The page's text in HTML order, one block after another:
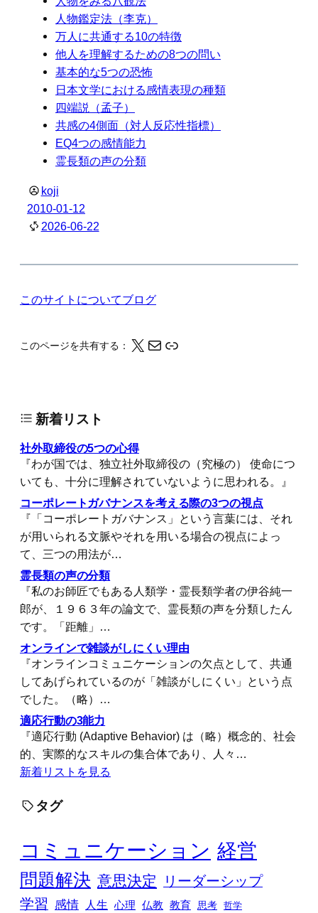
人物鑑定法（李克）
万人に共通する10の特徴
他人を理解するための8つの問い
基本的な5つの恐怖
日本文学における感情表現の種類
四端説（孟子）
共感の4側面（対人反応性指標）
EQ4つの感情能力
霊長類の声の分類
koji
2010-01-12
2026-06-22
このサイトについてブログ
このページを共有する： X メール このページの情報をクリップボードにコピーする
新着リスト
社外取締役の5つの心得
『わが国では、独立社外取締役の（究極の） 使命につ
いても、十分に理解されていないように思われる。』
コーポレートガバナンスを考える際の3つの視点
『「コーポレートガバナンス」という言葉には、それ
が用いられる文脈やそれを用いる場合の視点によっ
て、三つの用法が…
霊長類の声の分類
『私のお師匠でもある人類学・霊長類学者の伊谷純一
郎が、１９６３年の論文で、霊長類の声を分類したん
です。「距離」…
オンラインで雑談がしにくい理由
『オンラインコミュニケーションの欠点として、共通
してあげられているのが「雑談がしにくい」という点
でした。（略）…
適応行動の3能力
『適応行動 (Adaptive Behavior) は（略）概念的、社会
的、実際的なスキルの集合体であり、人々…
新着リストを見る
タグ
コミュニケーション 経営
問題解決 意思決定
リーダーシップ
学習
感情 人生 心理 仏教 教育 思考
哲学